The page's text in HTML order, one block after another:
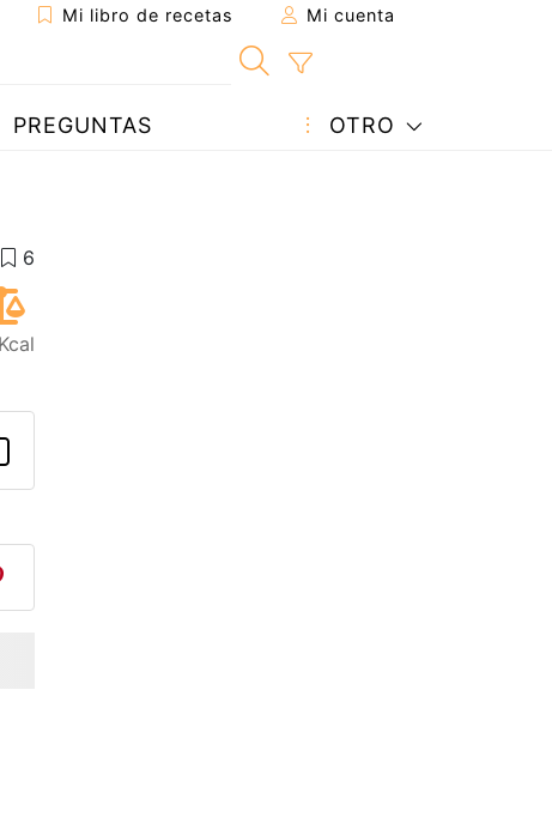
Mi libro de recetas Mi cuenta
PREGUNTAS OTRO
a un amigo
página
al autor
la foto de esta receta